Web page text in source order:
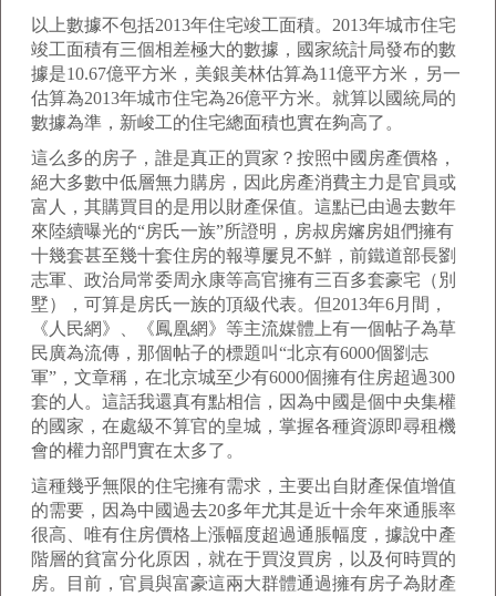
以上數據不包括2013年住宅竣工面積。2013年城市住宅
竣工面積有三個相差極大的數據，國家統計局發布的數
據是10.67億平方米，美銀美林估算為11億平方米，另一
估算為2013年城市住宅為26億平方米。就算以國統局的
數據為準，新峻工的住宅總面積也實在夠高了。
這么多的房子，誰是真正的買家？按照中國房產價格，
絕大多數中低層無力購房，因此房產消費主力是官員或
富人，其購買目的是用以財產保值。這點已由過去數年
來陸續曝光的“房氏一族”所證明，房叔房嬸房姐們擁有
十幾套甚至幾十套住房的報導屢見不鮮，前鐵道部長劉
志軍、政治局常委周永康等高官擁有三百多套豪宅（別
墅），可算是房氏一族的頂級代表。但2013年6月間，
《人民網》、《鳳凰網》等主流媒體上有一個帖子為草
民廣為流傳，那個帖子的標題叫“北京有6000個劉志
軍”，文章稱，在北京城至少有6000個擁有住房超過300
套的人。這話我還真有點相信，因為中國是個中央集權
的國家，在處級不算官的皇城，掌握各種資源即尋租機
會的權力部門實在太多了。
這種幾乎無限的住宅擁有需求，主要出自財產保值增值
的需要，因為中國過去20多年尤其是近十余年來通脹率
很高、唯有住房價格上漲幅度超過通脹幅度，據說中產
階層的貧富分化原因，就在于買沒買房，以及何時買的
房。目前，官員與富豪這兩大群體通過擁有房子為財產